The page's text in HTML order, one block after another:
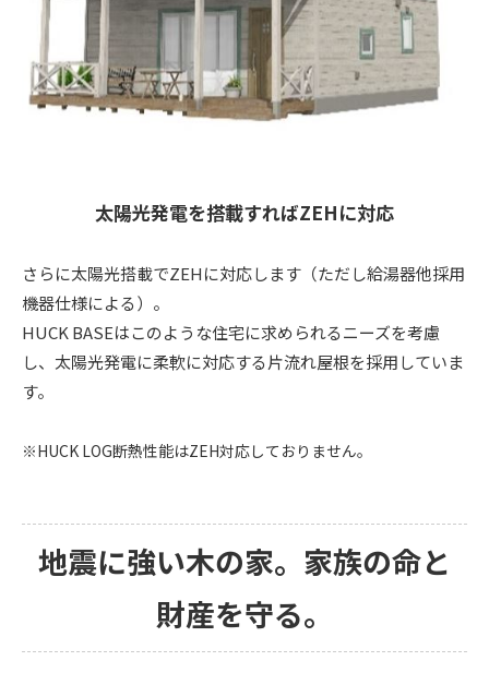
太陽光発電を搭載すればZEHに対応
さらに太陽光搭載でZEHに対応します（ただし給湯器他採用
機器仕様による）。
HUCK BASEはこのような住宅に求められるニーズを考慮
し、太陽光発電に柔軟に対応する片流れ屋根を採用していま
す。
※HUCK LOG断熱性能はZEH対応しておりません。
地震に強い木の家。家族の命と
財産を守る。